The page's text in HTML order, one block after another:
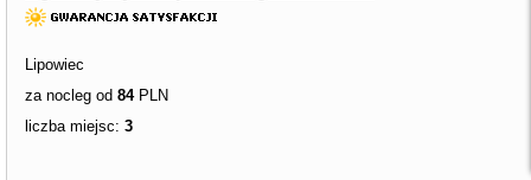
Lipowiec
za nocleg od 84PLN
liczba miejsc: 3